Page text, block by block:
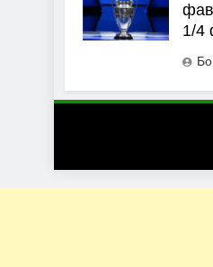
1/4